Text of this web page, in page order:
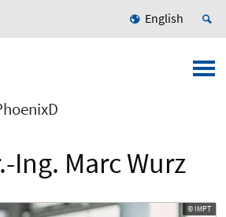
English
Ing. Marc Wurz
© IMPT